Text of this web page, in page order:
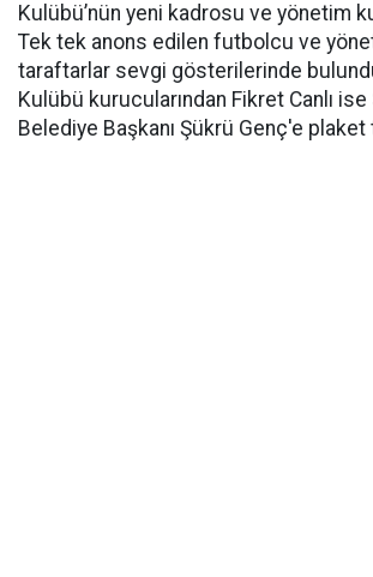
Kulübü’nün yeni kadrosu ve yönetim
Tek tek anons edilen futbolcu ve
taraftarlar sevgi gösterilerinde
Kulübü kurucularından Fikret Canlı ise
Belediye Başkanı Şükrü Genç'e